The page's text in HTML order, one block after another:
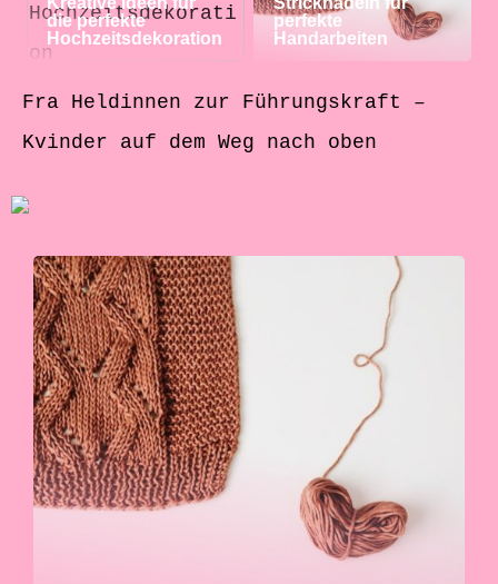
die perfekte
Hochzeitsdekoration
perfekte
Handarbeiten
Fra Heldinnen zur Führungskraft –
Kvinder auf dem Weg nach oben